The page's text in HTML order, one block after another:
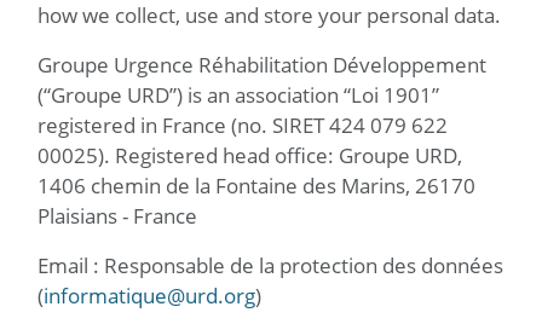
how we collect, use and store your personal data.
Groupe Urgence Réhabilitation Développement
(“Groupe URD”) is an association “Loi 1901”
registered in France (no. SIRET 424 079 622
00025). Registered head office: Groupe URD,
1406 chemin de la Fontaine des Marins, 26170
Plaisians - France
Email : Responsable de la protection des données
(informatique@urd.org)